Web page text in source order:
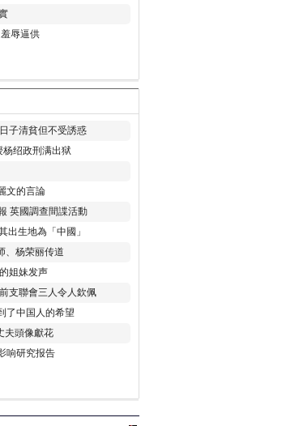
辱逼供
子清貧但不受誘惑
绍政刑满出狱
文的言論
英國調查間諜活動
生地為「中國」
、杨荣丽传道
姐妹发声
支聯會三人令人欽佩
了中国人的希望
夫頭像獻花
响研究报告